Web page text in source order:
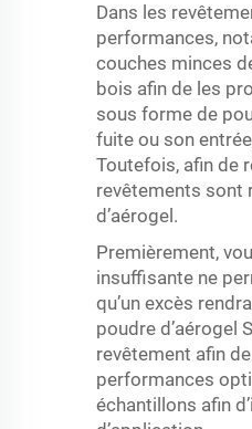
Dans les
performances,
couches minces
bois afin de les
sous forme de
fuite ou son
Toutefois, afin de
revêtements sont
d’aérogel.
Premièrement,
insuffisante ne
qu’un excès
poudre d’aérogel
revêtement afin
performances
échantillons afin